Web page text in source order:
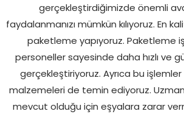
gerçekleştirdiğimizde önemli
faydalanmanızı mümkün kılıyoruz. En
paketleme yapıyoruz. Paketleme
personeller sayesinde daha hızlı ve
gerçekleştiriyoruz. Ayrıca bu
malzemeleri de temin ediyoruz.
mevcut olduğu için eşyalara zarar